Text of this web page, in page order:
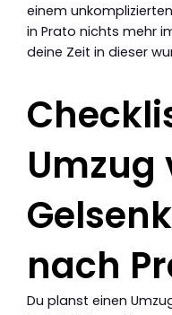
einem
in Prato nichts mehr
deine Zeit in dieser
Umzug
nach
Du planst einen